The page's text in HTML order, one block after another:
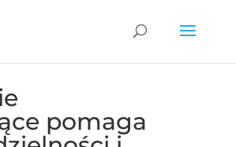
pomaga